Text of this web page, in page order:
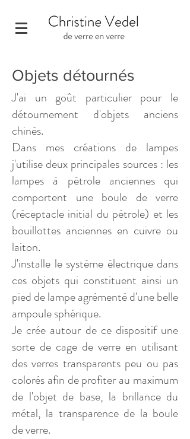
Objets détournés
J'ai un goût particulier pour le
détournement d'objets anciens
chinés.
Dans mes créations de lampes
j'utilise deux principales sources : les
lampes à pétrole anciennes qui
comportent une boule de verre
(réceptacle initial du pétrole) et les
bouillottes anciennes en cuivre ou
laiton.
J'installe le système électrique dans
ces objets qui constituent ainsi un
pied de lampe agrémenté d'une belle
ampoule sphérique.
Je crée autour de ce dispositif une
sorte de cage de verre en utilisant
des verres transparents peu ou pas
colorés afin de profiter au maximum
de l'objet de base, la brillance du
métal, la transparence de la boule
de verre.